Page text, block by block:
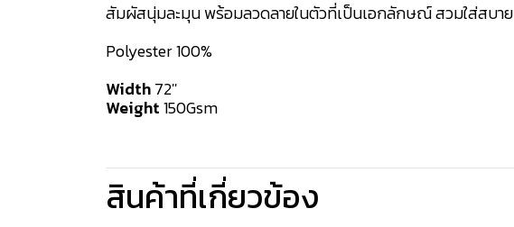
สัมผัสนุ่มละมุน พร้อมลวดลายในตัวที่เป็นเอกลักษณ์ สวมใส่สบาย
Polyester 100%
Width72''
Weight150Gsm
สินค้าที่เกี่ยวข้อง